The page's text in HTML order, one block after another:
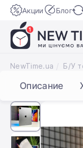
Акции Блог
NewTime.ua Б/У
Описание